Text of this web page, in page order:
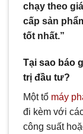
chạy theo
cấp sản
tốt nhất.”
Tại sao báo
trị đầu tư?
Một tổ máy
đi kèm với
công suất